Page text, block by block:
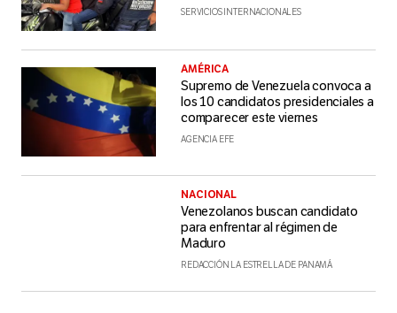
SERVICIOS INTERNACIONALES
AMÉRICA
Supremo de Venezuela convoca a
los 10 candidatos presidenciales a
comparecer este viernes
AGENCIA EFE
NACIONAL
Venezolanos buscan candidato
para enfrentar al régimen de
Maduro
REDACCIÓN LA ESTRELLA DE PANAMÁ